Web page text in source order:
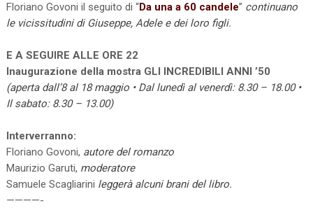
Floriano Govoni il seguito di “Da una a 60 candele” continuano
le vicissitudini di Giuseppe, Adele e dei loro figli.
E A SEGUIRE ALLE ORE 22
Inaugurazione della mostra GLI INCREDIBILI ANNI ’50
(aperta dall’8 al 18 maggio • Dal lunedì al venerdì: 8.30 – 18.00 •
Il sabato: 8.30 – 13.00)
Interverranno:
Floriano Govoni, autore del romanzo
Maurizio Garuti, moderatore
Samuele Scagliarini leggerà alcuni brani del libro.
————-